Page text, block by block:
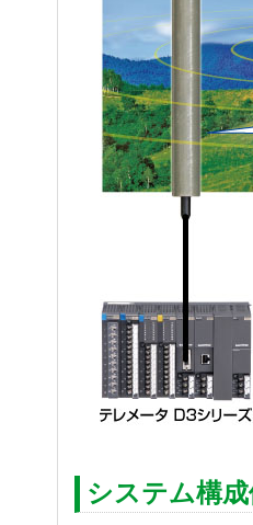
システム構